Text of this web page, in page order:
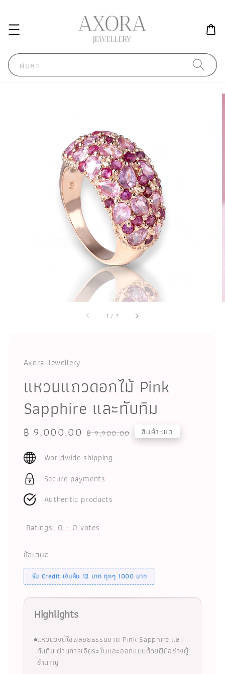
ค้นหา
1 / 7
Axora Jewellery
แหวนแถวดอกไม้ Pink
Sapphire และทับทิม
Sale
฿ 9,000.00 Regular
฿ 9,900.00 สินค้าหมด
Worldwide shipping
Secure payments
Authentic products
Ratings:0-0votes
ข้อเสนอ
รับ Credit เงินคืน 12 บาท ทุกๆ 1000 บาท
Highlights
แหวนวงนี้ใช้พลอยธรรมชาติ Pink Sapphire และ
ทับทิม ผ่านการเจียระไนและออกแบบด้วยฝีมือช่างผู้
ชำนาญ